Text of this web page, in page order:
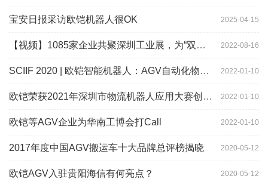
2025-04-15
宝安日报采访欧铠机器人很OK
2022-08-16
【视频】1085家企业共聚深圳工业展，为“双链”畅通堵点、卡点
2022-01-10
SCIIF 2020 | 欧铠智能机器人：AGV自动化物流设备及系统
2022-01-10
欧铠荣获2021年深圳市物流机器人应用大赛创新项目奖
2022-01-10
欧铠等AGV企业为华南工博会打Call
2020-05-12
2017年度中国AGV搬运车十大品牌总评榜揭晓
2020-05-12
欧铠AGV入驻贵阳海信有何亮点？